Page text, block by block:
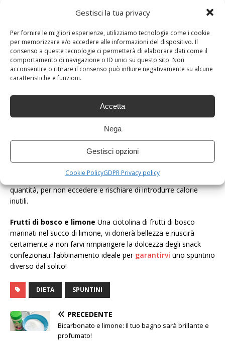
Gestisci la tua privacy
Per fornire le migliori esperienze, utilizziamo tecnologie come i cookie
per memorizzare e/o accedere alle informazioni del dispositivo. Il
consenso a queste tecnologie ci permetterà di elaborare dati come il
comportamento di navigazione o ID unici su questo sito. Non
acconsentire o ritirare il consenso può influire negativamente su alcune
caratteristiche e funzioni.
Accetta
Nega
Gestisci opzioni
Cookie PolicyGDPR Privacy policy
con una percentuale di cacao molto alta, non solo non rovina i
del cioccolato è probabilmente dovuta ai polifenoli in esso
contenuti: caffeina e teobromina.
Pere e miele
Il fruttosio contenuto nella pera la rende un frutto
calorico sia estremamente basso. Con il miele in aggiunta sarà
veramente spettacolare: dolcezza e profumo in uno
spuntino ricco di fibre e nutriente!
Grissini integrali e fiocchi di formaggio
Prendetevi un pò di tempo e rilassatevi gustando questo snack
buono e salutare, un mix perfetto per saziare la fame e
aiutarci nella nostra dieta. Come sempre, regolatevi con le
quantità, per non eccedere e rischiare di introdurre calorie
inutili.
Frutti di bosco e limone Una ciotolina di frutti di bosco
marinati nel succo di limone, vi donerà bellezza e riuscirà
certamente a non farvi rimpiangere la dolcezza degli snack
confezionati: l’abbinamento ideale pergarantirvi uno spuntino
diverso dal solito!
DIETA SPUNTINI
PRECEDENTE
Bicarbonato e limone: Il tuo bagno sarà brillante e
profumato!